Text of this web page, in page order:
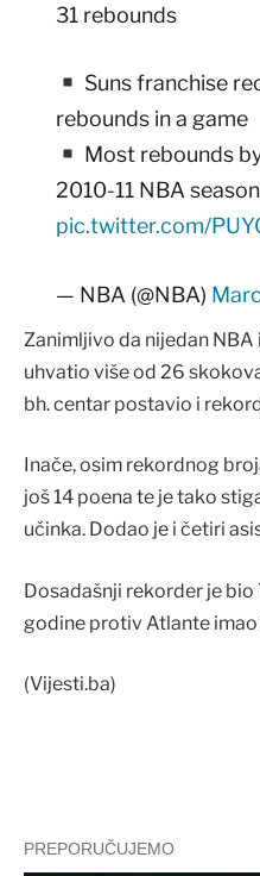
31 rebounds
Suns franchise
rebounds in a game
Most rebounds
2010-11 NBA season
pic.twitter.com/
— NBA (@NBA)
Zanimljivo da nijedan
uhvatio više od 26
bh. centar postavio i
Inače, osim rekordnog
još 14 poena te je tako
učinka. Dodao je i četiri
Dosadašnji rekorder je bio
godine protiv Atlante
(Vijesti.ba)